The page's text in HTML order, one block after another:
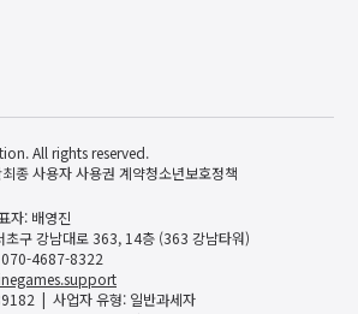
All rights reserved.
최종 사용자 사용권 계약청소년보호정책
자: 배영진
구 강남대로 363, 14층 (363 강남타워)
070-4687-8322
사업자 유형: 일반과세자